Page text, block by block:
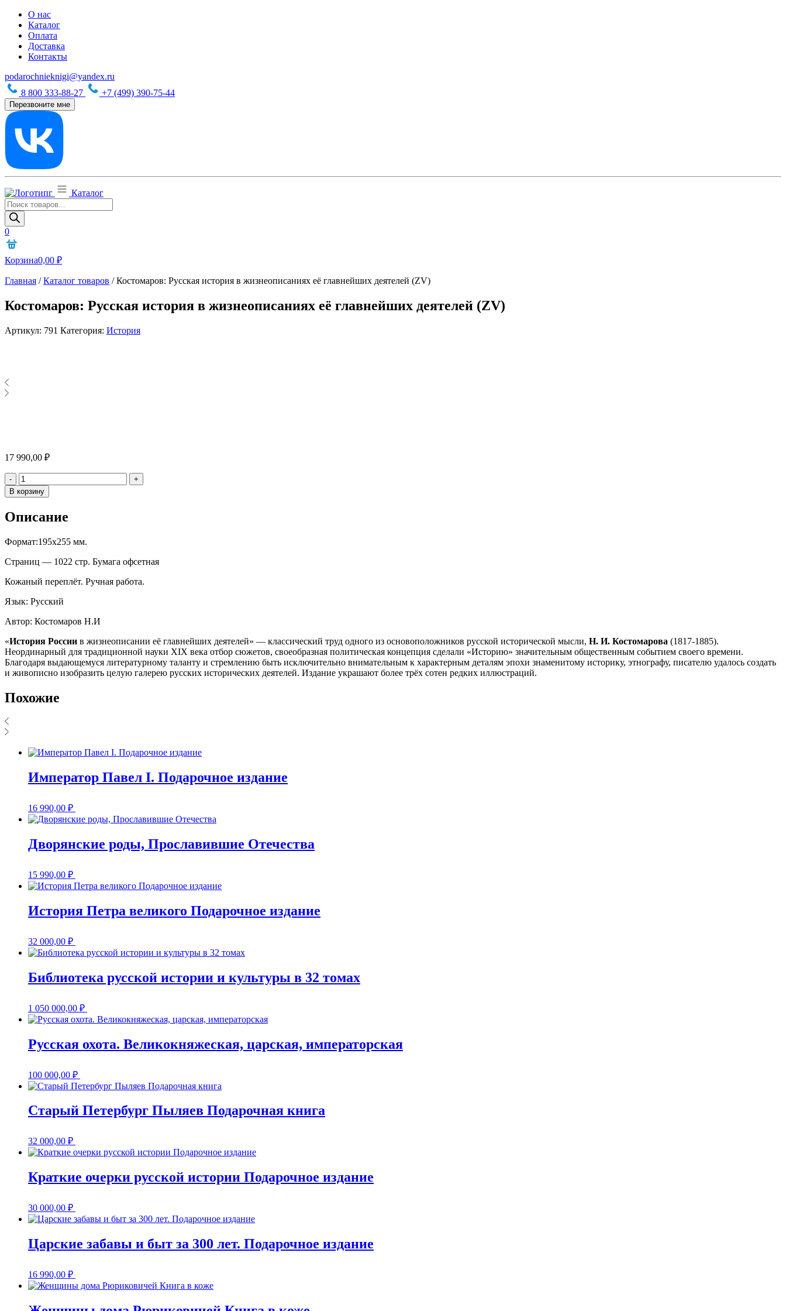
О нас
Каталог
Оплата
Доставка
Контакты
podarochnieknigi@yandex.ru
8 800 333-88-27
+7 (499) 390-75-44
Перезвоните мне
Каталог
Поиск
товаров
0
Корзина0,00 ₽
Главная /Каталог товаров /Костомаров: Русская история в жизнеописаниях её главнейших деятелей (ZV)
Костомаров: Русская история в жизнеописаниях её главнейших деятелей (ZV)
Артикул: 791 Категория: История
17 990,00 ₽
- Количество
+
В корзину
Описание
Формат:195х255 мм.
Страниц — 1022 стр. Бумага офсетная
Кожаный переплёт. Ручная работа.
Язык: Русский
Автор: Костомаров Н.И
«История России в жизнеописании её главнейших деятелей» — классический труд одного из основоположников русской исторической мысли, Н. И. Костомарова (1817-1885).
Неординарный для традиционной науки XIX века отбор сюжетов, своеобразная политическая концепция сделали «Историю» значительным общественным событием своего времени.
Благодаря выдающемуся литературному таланту и стремлению быть исключительно внимательным к характерным деталям эпохи знаменитому историку, этнографу, писателю удалось создать
и живописно изобразить целую галерею русских исторических деятелей. Издание украшают более трёх сотен редких иллюстраций.
Похожие
Император Павел I. Подарочное издание
16 990,00 ₽
Дворянские роды, Прославившие Отечества
15 990,00 ₽
История Петра великого Подарочное издание
32 000,00 ₽
Библиотека русской истории и культуры в 32 томах
1 050 000,00 ₽
Русская охота. Великокняжеская, царская, императорская
100 000,00 ₽
Старый Петербург Пыляев Подарочная книга
32 000,00 ₽
Краткие очерки русской истории Подарочное издание
30 000,00 ₽
Царские забавы и быт за 300 лет. Подарочное издание
16 990,00 ₽